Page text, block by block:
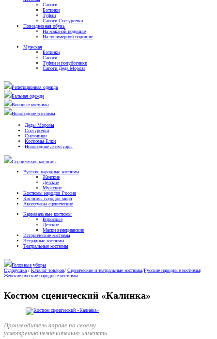
Сапоги
Ботинки
Туфли
Сапоги Снегурочки
Повседневная обувь
На кожаной подошве
На полимерной подошве
Мужская
Ботинки
Сапоги
Туфли и полуботинки
Сапоги Деда Мороза
Репетиционная одежда
Бальная одежда
Военные костюмы
Новогодние костюмы
Деды Морозы
Снегурочки
Снеговики
Костюмы Елки
Новогодние аксессуары
Сценические костюмы
Русские народные костюмы
Женские
Детские
Мужские
Костюмы народов России
Костюмы народов мира
Аксессуары сценические
Карнавальные костюмы
Взрослые
Детские
Маски венецианские
Исторические костюмы
Эстрадные костюмы
Театральные костюмы
Головные уборы
Сударушка / Каталог товаров/ Сценические и театральные костюмы/Русские народные костюмы/
Женские русские народные костюмы
Костюм сценический «Калинка»
Производитель вправе по своему
усмотрению незначительно изменять